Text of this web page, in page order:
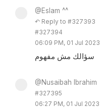
@Eslam ^^
↶ Reply to #327393
#327394
06:09 PM, 01 Jul 2023
سؤالك مش مفهوم
@Nusaibah Ibrahim
#327395
06:27 PM, 01 Jul 2023